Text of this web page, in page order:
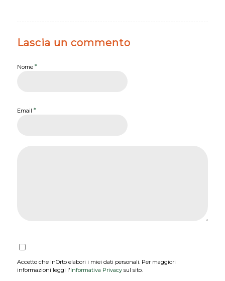
Lascia un commento
Nome *
Email *
Accetto che InOrto elabori i miei dati personali. Per maggiori
informazioni leggi l'Informativa Privacysul sito.